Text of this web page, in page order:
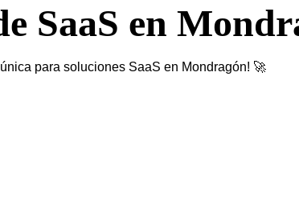
SaaS en
para soluciones SaaS en Mondragón! 🚀